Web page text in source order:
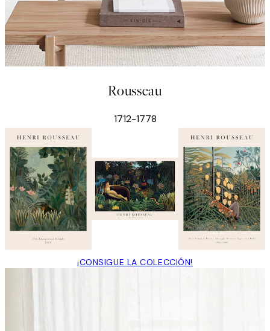
Rousseau
1712-1778
¡CONSIGUE LA COLECCIÓN!